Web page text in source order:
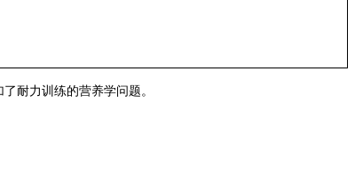
耐力训练的营养学问题。